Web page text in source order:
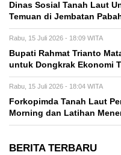
Dinas Sosial Tanah Laut
Temuan di Jembatan
Rabu, 15 Juli 2026 - 18:09 WITA
Bupati Rahmat Trianto
untuk Dongkrak Ekonomi
Rabu, 15 Juli 2026 - 18:04 WITA
Forkopimda Tanah Laut
Morning dan Latihan
BERITA TERBARU